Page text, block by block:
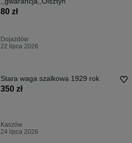
80 zł
Dojazdów
22 lipca 2026
Stara waga szalkowa 1929 rok
350 zł
Kaszów
24 lipca 2026